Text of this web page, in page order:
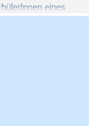
eines